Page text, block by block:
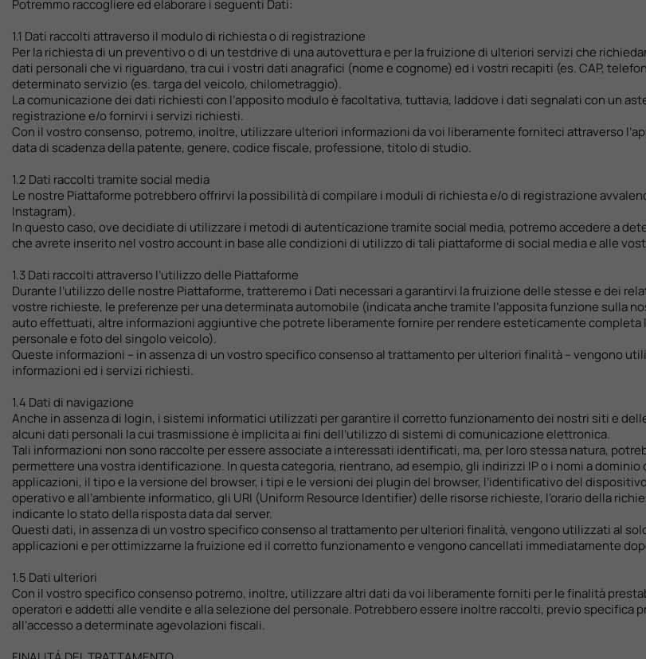
Potremmo raccogliere ed elaborare i seguenti Dati:
1.1 Dati raccolti attraverso il modulo di richiesta o di registrazione
Per la richiesta di un preventivo o di un testdrive di una autovettura e per la fruizione di ulteriori servizi che
dati personali che vi riguardano, tra cui i vostri dati anagrafici (nome e cognome) ed i vostri recapiti (es. CAP,
determinato servizio (es. targa del veicolo, chilometraggio).
La comunicazione dei dati richiesti con l’apposito modulo è facoltativa, tuttavia, laddove i dati segnalati con un
registrazione e/o fornirvi i servizi richiesti.
Con il vostro consenso, potremo, inoltre, utilizzare ulteriori informazioni da voi liberamente forniteci attraverso
data di scadenza della patente, genere, codice fiscale, professione, titolo di studio.
1.2 Dati raccolti tramite social media
Le nostre Piattaforme potrebbero offrirvi la possibilità di compilare i moduli di richiesta e/o di registrazione
Instagram).
In questo caso, ove decidiate di utilizzare i metodi di autenticazione tramite social media, potremo accedere a
che avrete inserito nel vostro account in base alle condizioni di utilizzo di tali piattaforme di social media e alle
1.3 Dati raccolti attraverso l’utilizzo delle Piattaforme
Durante l’utilizzo delle nostre Piattaforme, tratteremo i Dati necessari a garantirvi la fruizione delle stesse e dei
vostre richieste, le preferenze per una determinata automobile (indicata anche tramite l’apposita funzione sulla
auto effettuati, altre informazioni aggiuntive che potrete liberamente fornire per rendere esteticamente completa
personale e foto del singolo veicolo).
Queste informazioni – in assenza di un vostro specifico consenso al trattamento per ulteriori finalità – vengono
informazioni ed i servizi richiesti.
1.4 Dati di navigazione
Anche in assenza di login, i sistemi informatici utilizzati per garantire il corretto funzionamento dei nostri siti e
alcuni dati personali la cui trasmissione è implicita ai fini dell’utilizzo di sistemi di comunicazione elettronica.
Tali informazioni non sono raccolte per essere associate a interessati identificati, ma, per loro stessa natura,
permettere una vostra identificazione. In questa categoria, rientrano, ad esempio, gli indirizzi IP o i nomi a
applicazioni, il tipo e la versione del browser, i tipi e le versioni dei plugin del browser, l’identificativo del
operativo e all’ambiente informatico, gli URI (Uniform Resource Identifier) delle risorse richieste, l’orario della
indicante lo stato della risposta data dal server.
Questi dati, in assenza di un vostro specifico consenso al trattamento per ulteriori finalità, vengono utilizzati al
applicazioni e per ottimizzarne la fruizione ed il corretto funzionamento e vengono cancellati immediatamente
1.5 Dati ulteriori
Con il vostro specifico consenso potremo, inoltre, utilizzare altri dati da voi liberamente forniti per le finalità
operatori e addetti alle vendite e alla selezione del personale. Potrebbero essere inoltre raccolti, previo specifica
all’accesso a determinate agevolazioni fiscali.